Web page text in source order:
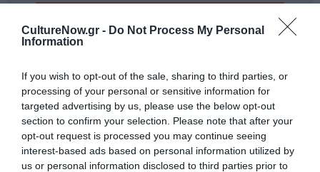
CultureNow.gr - Do Not Process My Personal
Information
If you wish to opt-out of the sale, sharing to third parties, or
processing of your personal or sensitive information for
targeted advertising by us, please use the below opt-out
section to confirm your selection. Please note that after your
opt-out request is processed you may continue seeing
interest-based ads based on personal information utilized by
us or personal information disclosed to third parties prior to
Σχετικά Άρθρα